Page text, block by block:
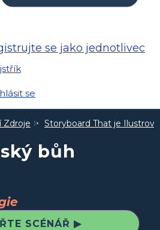
se jako jednotlivec
se
Zdroje Storyboard That je
bůh
SCÉNÁŘ ▶